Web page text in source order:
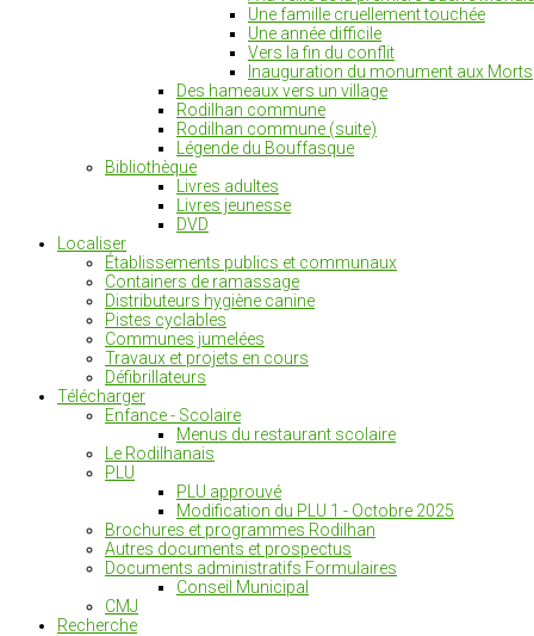
Une famille cruellement touchée
Une année difficile
Vers la fin du conflit
Inauguration du monument aux Morts
Des hameaux vers un village
Rodilhan commune
Rodilhan commune (suite)
Légende du Bouffasque
Bibliothèque
Livres adultes
Livres jeunesse
DVD
Localiser
Établissements publics et communaux
Containers de ramassage
Distributeurs hygiène canine
Pistes cyclables
Communes jumelées
Travaux et projets en cours
Défibrillateurs
Télécharger
Enfance - Scolaire
Menus du restaurant scolaire
Le Rodilhanais
PLU
PLU approuvé
Modification du PLU 1 - Octobre 2025
Brochures et programmes Rodilhan
Autres documents et prospectus
Documents administratifs Formulaires
Conseil Municipal
CMJ
Recherche